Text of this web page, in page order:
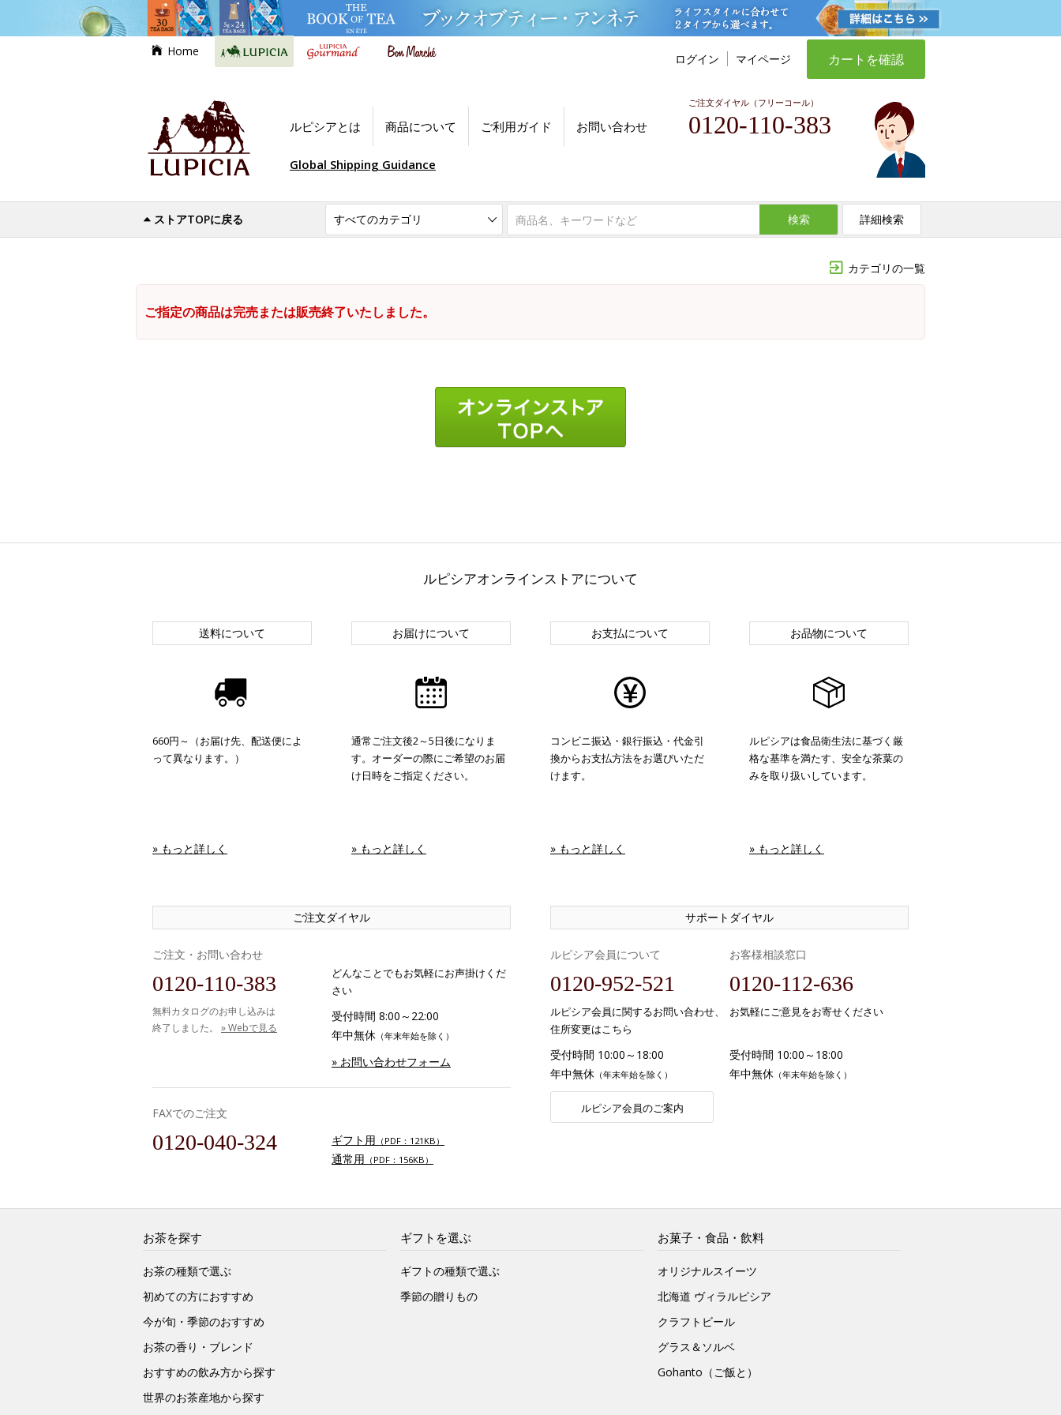
Home
ログイン マイページ カートを確認
ルピシアとは 商品について ご利用ガイド お問い合わせ
ご注文ダイヤル（フリーコール）
0120-110-383
Global Shipping Guidance
ストアTOPに戻る 検索 詳細検索
カテゴリの一覧
ご指定の商品は完売または販売終了いたしました。
ルピシアオンラインストアについて
送料について
660円～（お届け先、配送便によ
って異なります。）
» もっと詳しく
お届けについて
通常ご注文後2～5日後になりま
す。オーダーの際にご希望のお届
け日時をご指定ください。
» もっと詳しく
お支払について
コンビニ振込・銀行振込・代金引
換からお支払方法をお選びいただ
けます。
» もっと詳しく
お品物について
ルピシアは食品衛生法に基づく厳
格な基準を満たす、安全な茶葉の
みを取り扱いしています。
» もっと詳しく
ご注文ダイヤル
ご注文・お問い合わせ
0120-110-383
無料カタログのお申し込みは
終了しました。 » Webで見る
どんなことでもお気軽にお声掛けくだ
さい
受付時間 8:00～22:00
年中無休 （年末年始を除く）
» お問い合わせフォーム
FAXでのご注文
0120-040-324 ギフト用 （PDF：121KB）
通常用 （PDF：156KB）
サポートダイヤル
ルピシア会員について
0120-952-521
ルピシア会員に関するお問い合わせ、
住所変更はこちら
受付時間 10:00～18:00
年中無休 （年末年始を除く）
ルピシア会員のご案内
お客様相談窓口
0120-112-636
お気軽にご意見をお寄せください
受付時間 10:00～18:00
年中無休 （年末年始を除く）
お茶を探す
お茶の種類で選ぶ
初めての方におすすめ
今が旬・季節のおすすめ
お茶の香り・ブレンド
おすすめの飲み方から探す
世界のお茶産地から探す
ギフトを選ぶ
ギフトの種類で選ぶ
季節の贈りもの
お菓子・食品・飲料
オリジナルスイーツ
北海道 ヴィラルピシア
クラフトビール
グラス＆ソルベ
Gohanto（ご飯と）